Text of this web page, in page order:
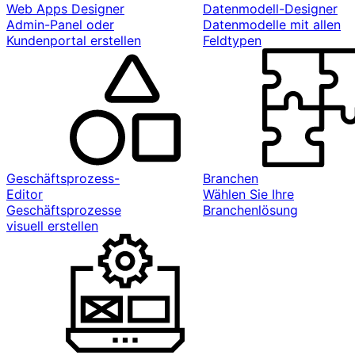
Web Apps Designer
Admin-Panel oder
Kundenportal erstellen
Datenmodell-Designer
Datenmodelle mit allen
Feldtypen
Geschäftsprozess-
Editor
Geschäftsprozesse
visuell erstellen
Branchen
Wählen Sie Ihre
Branchenlösung